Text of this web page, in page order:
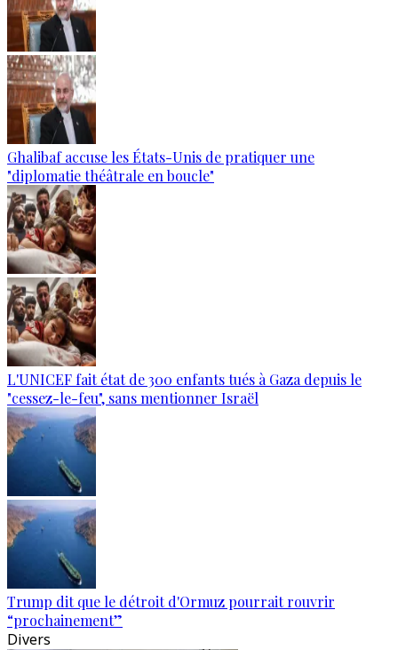
Ghalibaf accuse les États-Unis de pratiquer une
"diplomatie théâtrale en boucle"
L'UNICEF fait état de 300 enfants tués à Gaza depuis le
"cessez-le-feu", sans mentionner Israël
Trump dit que le détroit d'Ormuz pourrait rouvrir
“prochainement”
Divers